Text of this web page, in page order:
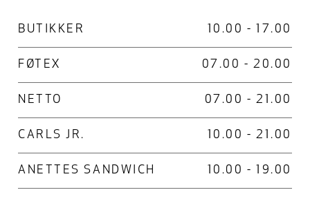
BUTIKKER 10.00 - 17.00
FØTEX 07.00 - 20.00
NETTO 07.00 - 21.00
CARLS JR. 10.00 - 21.00
ANETTES SANDWICH 10.00 - 19.00